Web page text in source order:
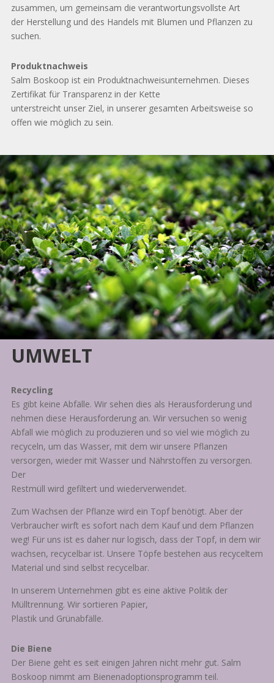
zusammen, um gemeinsam die verantwortungsvollste Art
der Herstellung und des Handels mit Blumen und Pflanzen zu
suchen.
Produktnachweis
Salm Boskoop ist ein Produktnachweisunternehmen. Dieses
Zertifikat für Transparenz in der Kette
unterstreicht unser Ziel, in unserer gesamten Arbeitsweise so
offen wie möglich zu sein.
UMWELT
Recycling
Es gibt keine Abfälle. Wir sehen dies als Herausforderung und
nehmen diese Herausforderung an. Wir versuchen so wenig
Abfall wie möglich zu produzieren und so viel wie möglich zu
recyceln, um das Wasser, mit dem wir unsere Pflanzen
versorgen, wieder mit Wasser und Nährstoffen zu versorgen.
Der
Restmüll wird gefiltert und wiederverwendet.
Zum Wachsen der Pflanze wird ein Topf benötigt. Aber der
Verbraucher wirft es sofort nach dem Kauf und dem Pflanzen
weg! Für uns ist es daher nur logisch, dass der Topf, in dem wir
wachsen, recycelbar ist. Unsere Töpfe bestehen aus recyceltem
Material und sind selbst recycelbar.
In unserem Unternehmen gibt es eine aktive Politik der
Mülltrennung. Wir sortieren Papier,
Plastik und Grünabfälle.
Die Biene
Der Biene geht es seit einigen Jahren nicht mehr gut. Salm
Boskoop nimmt am Bienenadoptionsprogramm teil.